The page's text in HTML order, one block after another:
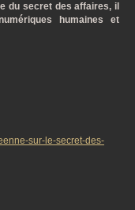
du secret des affaires, il
humaines et
sur-le-secret-des-